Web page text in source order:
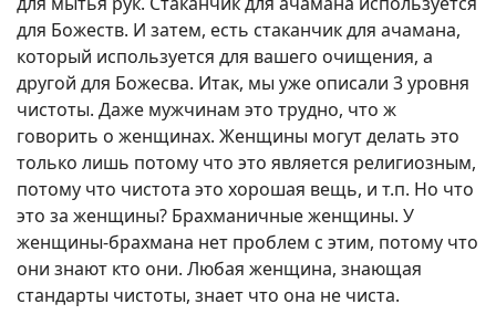
для Божеств. И затем, есть стаканчик для ачамана,
который используется для вашего очищения, а
другой для Божесва. Итак, мы уже описали 3 уровня
чистоты. Даже мужчинам это трудно, что ж
говорить о женщинах. Женщины могут делать это
только лишь потому что это является религиозным,
потому что чистота это хорошая вещь, и т.п. Но что
это за женщины? Брахманичные женщины. У
женщины-брахмана нет проблем с этим, потому что
они знают кто они. Любая женщина, знающая
стандарты чистоты, знает что она не чиста.